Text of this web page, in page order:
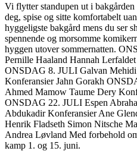
Vi flytter standupen ut i
deg, spise og sitte komfortabelt
hyggeligste bakgård mens du ser
spennende og morsomme
hyggen utover sommernatten.
Pernille Haaland Hannah
ONSDAG 8. JULI Galvan Mehidi
Konferansier Jahn Gorakh
Ahmed Mamow Taume Dery
ONSDAG 22. JULI Espen
Abdukadir Konferansier Ane
Henrik Fladseth Simon Nitsche
Andrea Løvland Med forbehold
kamp 1. og 15. juni.